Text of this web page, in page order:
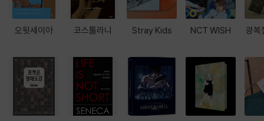
오뒷세이아 코스톨라니 Stray Kids NCT WISH 광복